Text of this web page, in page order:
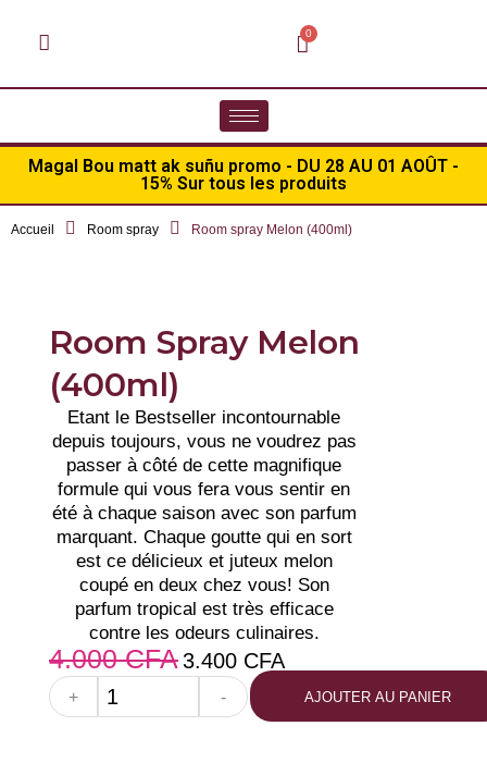
Magal Bou matt ak suñu promo - DU 28 AU 01 AOÛT -
15% Sur tous les produits
Accueil Room spray Room spray Melon (400ml)
Room Spray Melon
(400ml)
Etant le Bestseller incontournable
depuis toujours, vous ne voudrez pas
passer à côté de cette magnifique
formule qui vous fera vous sentir en
été à chaque saison avec son parfum
marquant. Chaque goutte qui en sort
est ce délicieux et juteux melon
coupé en deux chez vous! Son
parfum tropical est très efficace
contre les odeurs culinaires.
4.000CFA3.400 CFA
+ - AJOUTER AU PANIER